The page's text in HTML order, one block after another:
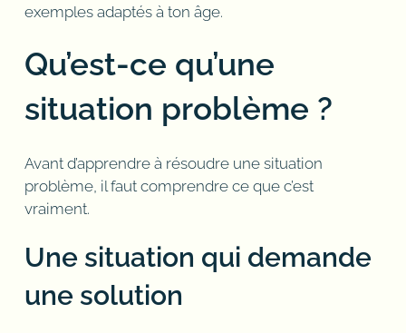
exemples adaptés à ton âge.
Qu’est-ce qu’une
situation problème ?
Avant d’apprendre à résoudre une situation
problème, il faut comprendre ce que c’est
vraiment.
Une situation qui demande
une solution